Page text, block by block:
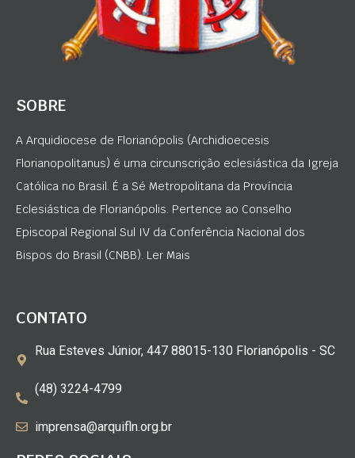
SOBRE
A Arquidiocese de Florianópolis (Archidioecesis
Florianopolitanus) é uma circunscrição eclesiástica da Igreja
Católica no Brasil. É a Sé Metropolitana da Província
Eclesiástica de Florianópolis. Pertence ao Conselho
Episcopal Regional Sul IV da Conferência Nacional dos
Bispos do Brasil (CNBB). Ler Mais
CONTATO
Rua Esteves Júnior, 447 88015-130 Florianópolis - SC
(48) 3224-4799
imprensa@arquifln.org.br